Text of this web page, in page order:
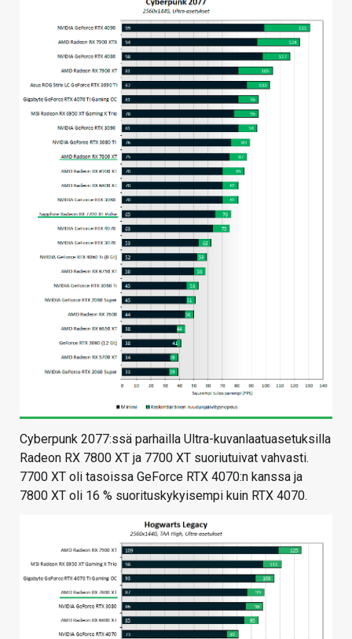
Cyberpunk 2077:ssä parhailla Ultra-kuvanlaatuasetuksilla
Radeon RX 7800 XT ja 7700 XT suoriutuivat vahvasti.
7700 XT oli tasoissa GeForce RTX 4070:n kanssa ja
7800 XT oli 16 % suorituskykyisempi kuin RTX 4070.